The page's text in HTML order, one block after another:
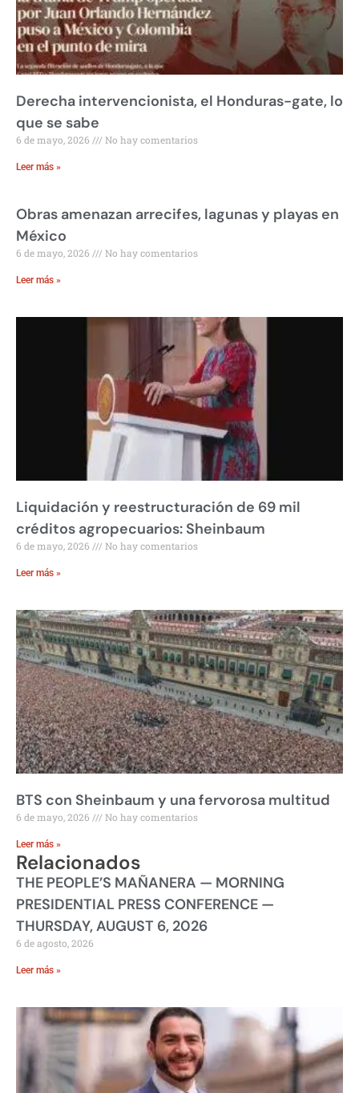
Derecha intervencionista, el Honduras-gate, lo
que se sabe
6 de mayo, 2026 No hay comentarios
Leer más »
Obras amenazan arrecifes, lagunas y playas en
México
6 de mayo, 2026 No hay comentarios
Leer más »
Liquidación y reestructuración de 69 mil
créditos agropecuarios: Sheinbaum
6 de mayo, 2026 No hay comentarios
Leer más »
BTS con Sheinbaum y una fervorosa multitud
6 de mayo, 2026 No hay comentarios
Leer más »
Relacionados
THE PEOPLE’S MAÑANERA — MORNING
PRESIDENTIAL PRESS CONFERENCE —
THURSDAY, AUGUST 6, 2026
6 de agosto, 2026
Leer más »